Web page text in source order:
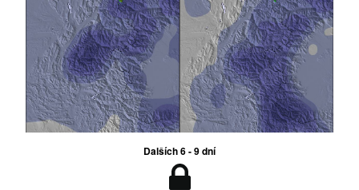
Dalších 6 - 9 dní